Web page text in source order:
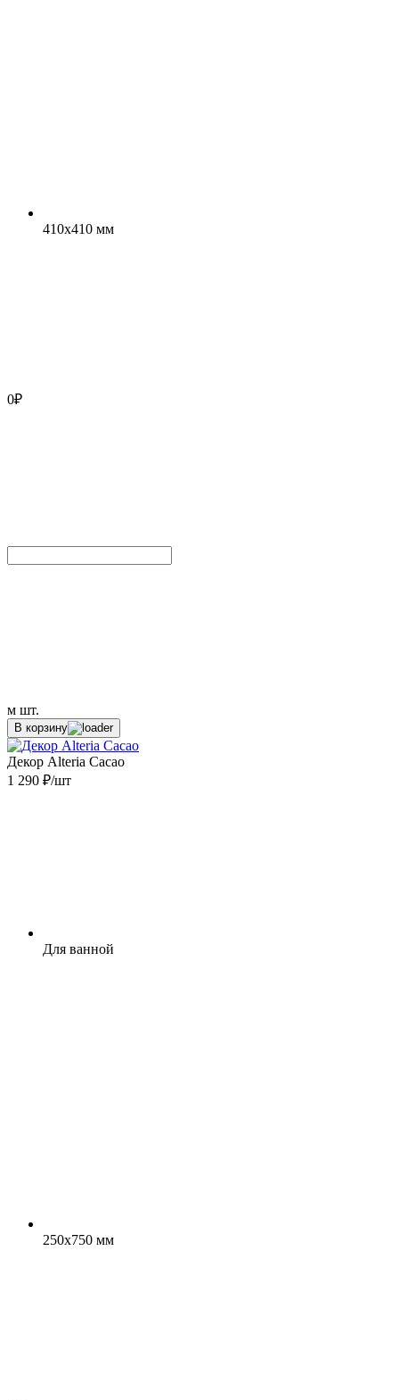
410x410 мм
0₽
м шт.
В корзину
Декор Alteria Cacao
1 290 ₽/шт
Для ванной
250x750 мм